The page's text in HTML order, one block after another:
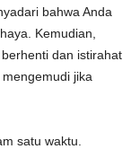
bahwa Anda
Kemudian,
dan istirahat
jika
satu waktu.